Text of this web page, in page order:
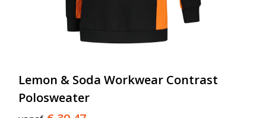
Lemon & Soda Workwear Contrast
Polosweater